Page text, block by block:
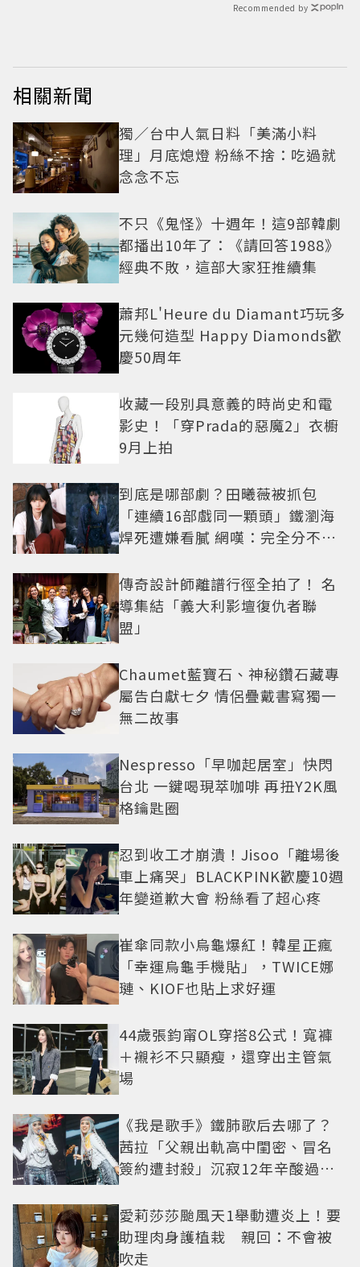
Recommended by
相關新聞
獨／台中人氣日料「美滿小料
理」月底熄燈 粉絲不捨：吃過就
念念不忘
不只《鬼怪》十週年！這9部韓劇
都播出10年了：《請回答1988》
經典不敗，這部大家狂推續集
蕭邦L'Heure du Diamant巧玩多
元幾何造型 Happy Diamonds歡
慶50周年
收藏一段別具意義的時尚史和電
影史！「穿Prada的惡魔2」衣櫥
9月上拍
到底是哪部劇？田曦薇被抓包
「連續16部戲同一顆頭」鐵瀏海
焊死遭嫌看膩 網嘆：完全分不出
傳奇設計師離譜行徑全拍了！ 名
導集結「義大利影壇復仇者聯
盟」
Chaumet藍寶石、神秘鑽石藏專
屬告白獻七夕 情侶疊戴書寫獨一
無二故事
Nespresso「早咖起居室」快閃
台北 一鍵喝現萃咖啡 再扭Y2K風
格鑰匙圈
忍到收工才崩潰！Jisoo「離場後
車上痛哭」BLACKPINK歡慶10週
年變道歉大會 粉絲看了超心疼
崔傘同款小烏龜爆紅！韓星正瘋
「幸運烏龜手機貼」，TWICE娜
璉、KIOF也貼上求好運
44歲張鈞甯OL穿搭8公式！寬褲
＋襯衫不只顯瘦，還穿出主管氣
場
《我是歌手》鐵肺歌后去哪了？
茜拉「父親出軌高中閨密、冒名
簽約遭封殺」沉寂12年辛酸過往
愛莉莎莎颱風天1舉動遭炎上！要
助理肉身護植栽 親回：不會被
吹走